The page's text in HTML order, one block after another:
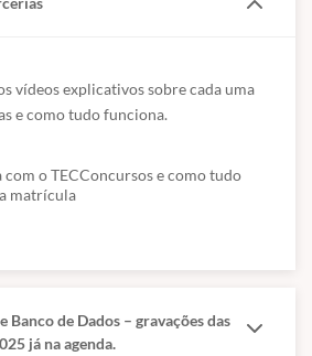
vídeos explicativos sobre cada uma
e como tudo funciona.
com o TECConcursos e como tudo
matrícula
Banco de Dados – gravações das
já na agenda.